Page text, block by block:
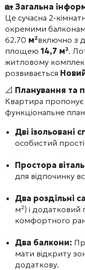
🏡 Загальна
Це сучасна 2-
окремими
62.70 м²включно з
площею 14,7 м².
житловому
розвивається
📐 Планування та
Квартира пропонує
функціональне
Дві ізольовані
особистий
Простора
для відпочинку
Два роздільні
м²) і додатковий
комфортного
Два балкони:
мати відкриту
додаткову.